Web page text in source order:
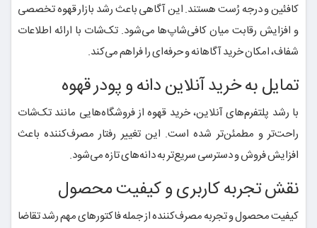
کافئین و درجه رُست هستند. این آگاهی باعث رشد بازار قهوه تخصصی
و افزایش رقابت میان کافی‌شاپ‌ها می‌شود. تک‌شات با ارائه اطلاعات
شفاف، امکان خرید آگاهانه و حرفه‌ای را فراهم می‌کند.
تمایل به خرید آنلاین دانه و پودر قهوه
با رشد پلتفرم‌های آنلاین، خرید قهوه از فروشگاه‌هایی مانند تک‌شات
راحت‌تر و مطمئن‌تر شده است. این تغییر رفتار مصرف‌کننده باعث
افزایش فروش و دسترسی سریع‌تر به دانه‌های تازه می‌شود.
نقش تجربه کاربری و کیفیت محصول
کیفیت محصول و تجربه مصرف‌کننده از جمله فاکتورهای مهم رشد تقاضا